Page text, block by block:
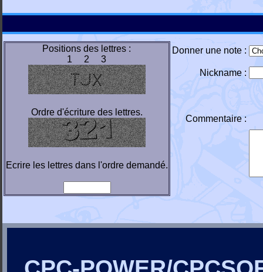
Positions des lettres :
1 2 3
Ordre d'écriture des lettres.
Ecrire les lettres dans l'ordre demandé.
Donner une note :
Nickname :
Commentaire :